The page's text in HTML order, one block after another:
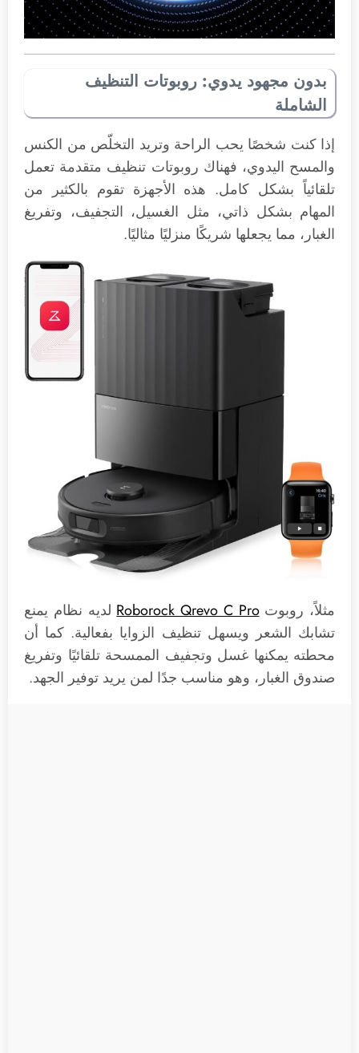
بدون مجهود يدوي: روبوتات التنظيف
الشاملة
إذا كنت شخصًا يحب الراحة وتريد التخلّص من الكنس
والمسح اليدوي، فهناك روبوتات تنظيف متقدمة تعمل
تلقائياً بشكل كامل. هذه الأجهزة تقوم بالكثير من
المهام بشكل ذاتي، مثل الغسيل، التجفيف، وتفريغ
الغبار، مما يجعلها شريكًا منزليًا مثاليًا.
مثلاً، روبوتRoborock Qrevo C Pro لديه نظام يمنع
تشابك الشعر ويسهل تنظيف الزوايا بفعالية. كما أن
محطته يمكنها غسل وتجفيف الممسحة تلقائيًا وتفريغ
صندوق الغبار، وهو مناسب جدًا لمن يريد توفير الجهد.